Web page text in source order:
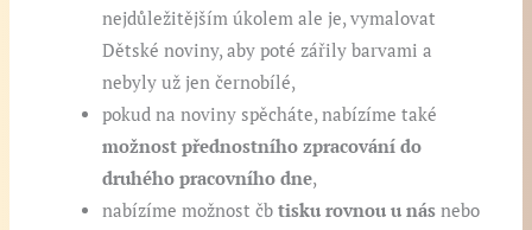
nejdůležitějším úkolem ale je, vymalovat
Dětské noviny, aby poté zářily barvami a
nebyly už jen černobílé,
pokud na noviny spěcháte, nabízíme také
možnost přednostního zpracování do
druhého pracovního dne,
nabízíme možnost čbtisku rovnou u nás nebo